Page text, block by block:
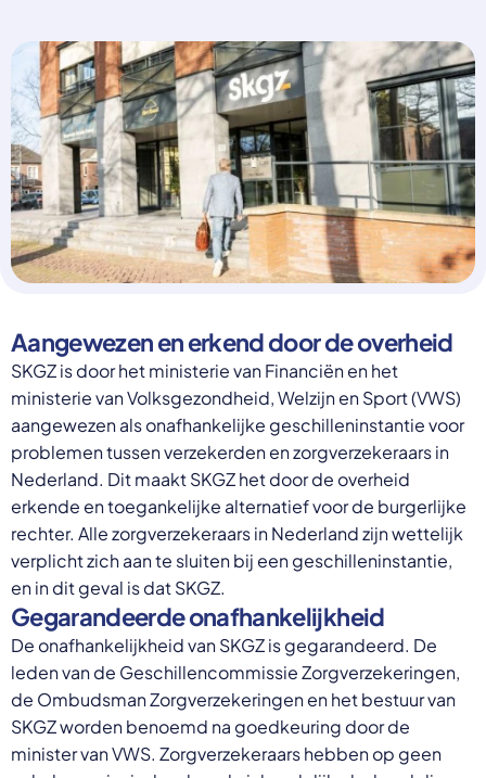
Overheid moet proactief
ondersteuning bieden bij schulden, niet
straffen
ondersteuning, zoals automatische zorgtoeslag. Zo
voorkomt de overheid schulden, vermindert stress
en blijft noodzakelijke zorg toegankelijk.
Lees meer
Select a language
Nederlands
English
Deutsch
Polski
Romana
български
Українська
русский
Espanol
Francais
Aangewezen en erkend door de overheid
SKGZ is door het ministerie van Financiën en het
ministerie van Volksgezondheid, Welzijn en Sport (VWS)
aangewezen als onafhankelijke geschilleninstantie voor
problemen tussen verzekerden en zorgverzekeraars in
Nederland. Dit maakt SKGZ het door de overheid
erkende en toegankelijke alternatief voor de burgerlijke
rechter. Alle zorgverzekeraars in Nederland zijn wettelijk
verplicht zich aan te sluiten bij een geschilleninstantie,
en in dit geval is dat SKGZ.
Gegarandeerde onafhankelijkheid
De onafhankelijkheid van SKGZ is gegarandeerd. De
leden van de Geschillencommissie Zorgverzekeringen,
de Ombudsman Zorgverzekeringen en het bestuur van
SKGZ worden benoemd na goedkeuring door de
minister van VWS. Zorgverzekeraars hebben op geen